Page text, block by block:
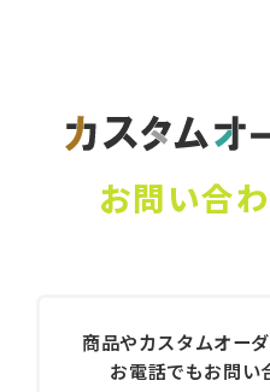
お問い合
商品やカスタムオー
お電話でもお問い